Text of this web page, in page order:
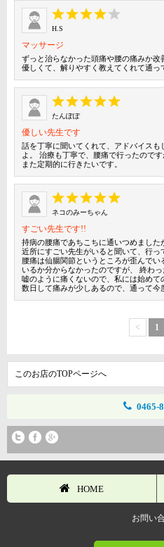
H.S
マッサージ
ずっと治らなかった頭痛や腰の痛みか
優しくて、解りやすく教えてくれて通っ
たんぽぽ
優しい先生です
話を丁寧に聞いてくれて、アドバイス
よ。 治療も丁寧で、腰痛で行ったので
また定期的に行きたいです。
ネコのみーちゃん
すごい先生です!!
持病の腰痛であちこちに通いつめました
近所にすごい先生がいると聞いて、行
腰痛は仙腸関節というところが歪んで
いるか分からなかったのですが、 終わ
嘘のように痛くないので、私には始めて
数日して痛みが少しあるので、通って今
< 1
このお店のTOPページへ
0465-
HOME
お問い